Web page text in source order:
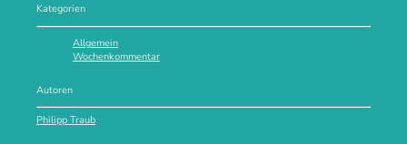
Kategorien
Allgemein
Wochenkommentar
Autoren
Philipp Traub